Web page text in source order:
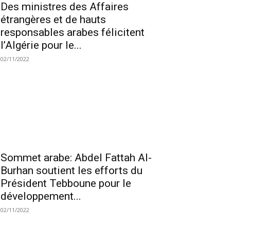
Des ministres des Affaires
étrangères et de hauts
responsables arabes félicitent
l’Algérie pour le...
02/11/2022
Sommet arabe: Abdel Fattah Al-
Burhan soutient les efforts du
Président Tebboune pour le
développement...
02/11/2022